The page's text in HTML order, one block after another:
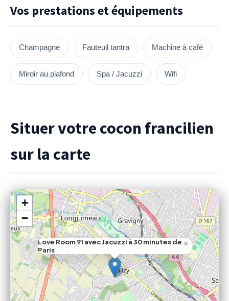
Vos prestations et équipements
Champagne Fauteuil tantra Machine à café
Miroir au plafond Spa / Jacuzzi Wifi
Situer votre cocon francilien
sur la carte
Love Room 91 avec Jacuzzi à 30 minutes de
Paris
×
+
−